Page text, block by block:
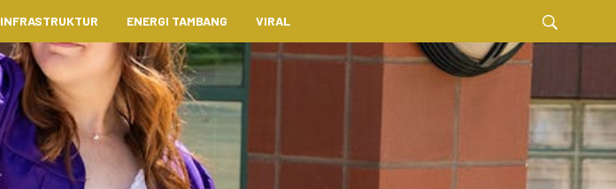
INFRASTRUKTUR ENERGI TAMBANG VIRAL